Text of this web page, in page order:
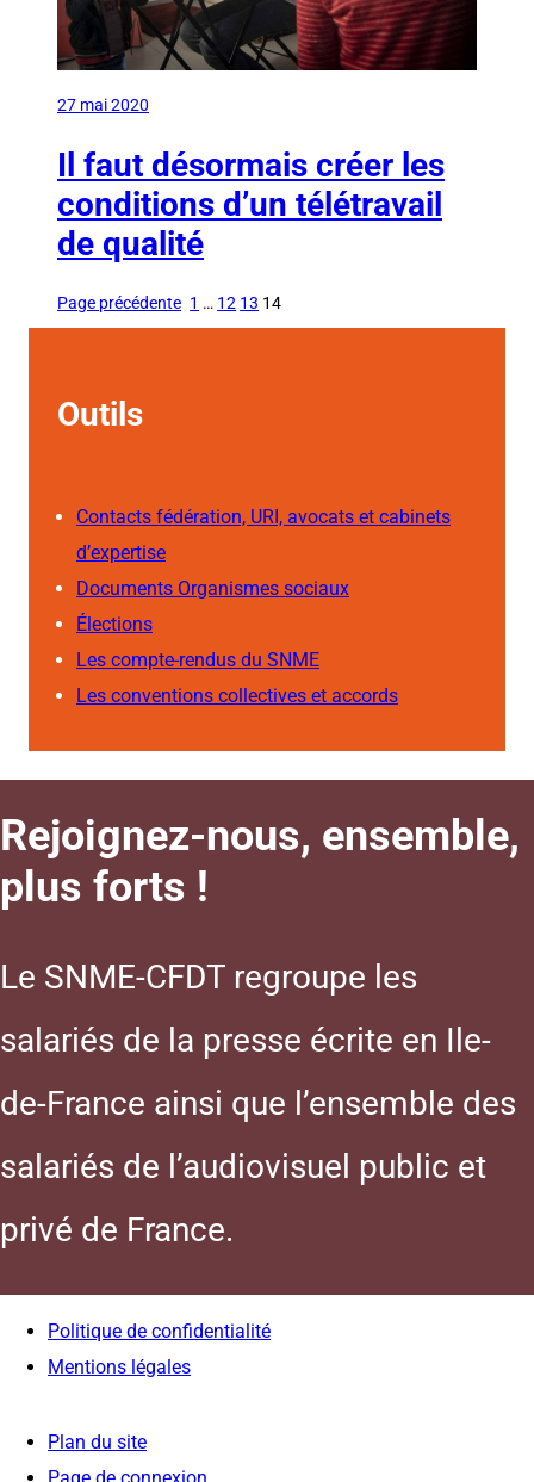
27 mai 2020
Il faut désormais créer les
conditions d’un télétravail
de qualité
Page précédente 1 … 12 13 14
Outils
Contacts fédération, URI, avocats et cabinets
d’expertise
Documents Organismes sociaux
Élections
Les compte-rendus du SNME
Les conventions collectives et accords
Rejoignez-nous, ensemble,
plus forts !
Le SNME-CFDT regroupe les
salariés de la presse écrite en Ile-
de-France ainsi que l’ensemble des
salariés de l’audiovisuel public et
privé de France.
Politique de confidentialité
Mentions légales
Plan du site